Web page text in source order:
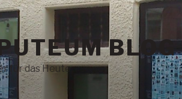
BLOG
für das Heute